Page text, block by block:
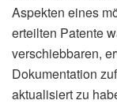
Aspekten eines
erteilten Patente
verschiebbaren,
Dokumentation
aktualisiert zu